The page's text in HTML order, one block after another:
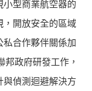
小型商業航空器的
，開放安全的區域
私合作夥伴關係加
邦政府研發工作，
與偵測迴避解決方